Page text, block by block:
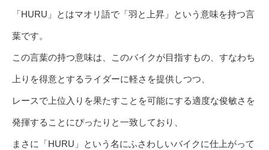
「HURU」とはマオリ語で「羽と上昇」という意味を持つ言
葉です。
この言葉の持つ意味は、このバイクが目指すもの、すなわち
上りを得意とするライダーに軽さを提供しつつ、
レースで上位入りを果たすことを可能にする適度な俊敏さを
発揮することにぴったりと一致しており、
まさに「HURU」という名にふさわしいバイクに仕上がって